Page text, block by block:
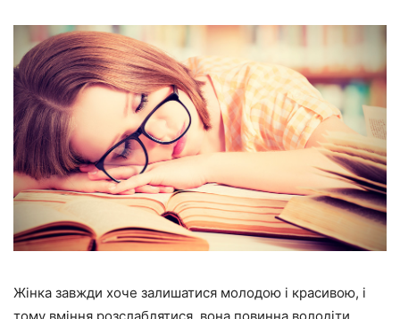
Жінка завжди хоче залишатися молодою і красивою, і
тому вміння розслаблятися, вона повинна володіти.